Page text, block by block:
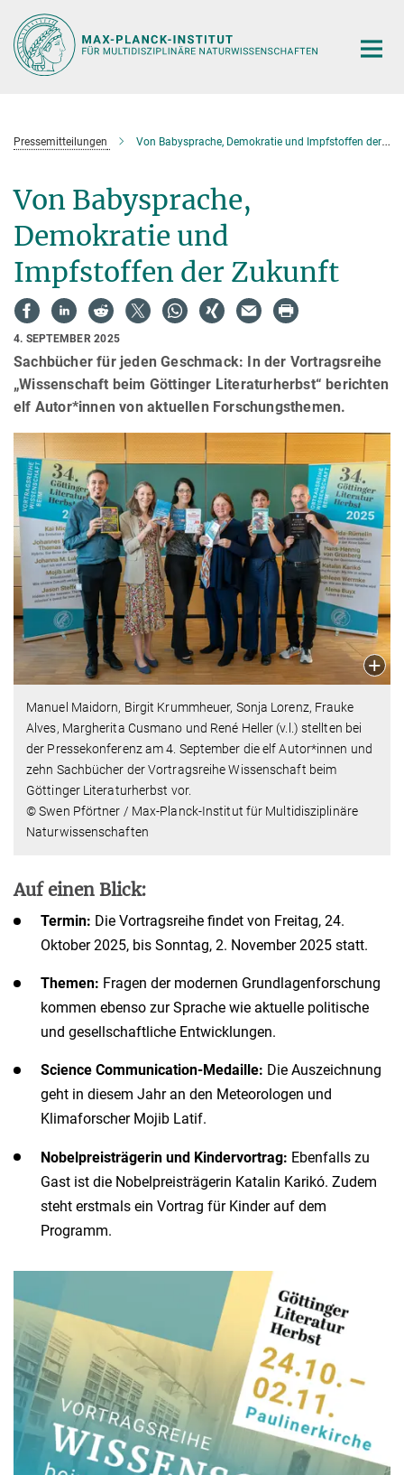
Hauptinhalt
Pressemitteilungen Von Babysprache, Demokratie und Impfstoffen der Zukunft
Von Babysprache,
Demokratie und
Impfstoffen der Zukunft
4. SEPTEMBER 2025
Sachbücher für jeden Geschmack: In der Vortragsreihe
„Wissenschaft beim Göttinger Literaturherbst“ berichten
elf Autor*innen von aktuellen Forschungsthemen.
Manuel Maidorn, Birgit Krummheuer, Sonja Lorenz, Frauke
Alves, Margherita Cusmano und René Heller (v.l.) stellten bei
der Pressekonferenz am 4. September die elf Autor*innen und
zehn Sachbücher der Vortragsreihe Wissenschaft beim
Göttinger Literaturherbst vor.
© Swen Pförtner / Max-Planck-Institut für Multidisziplinäre
Naturwissenschaften
Auf einen Blick:
Termin: Die Vortragsreihe findet von Freitag, 24.
Oktober 2025, bis Sonntag, 2. November 2025 statt.
Themen: Fragen der modernen Grundlagenforschung
kommen ebenso zur Sprache wie aktuelle politische
und gesellschaftliche Entwicklungen.
Science Communication-Medaille: Die Auszeichnung
geht in diesem Jahr an den Meteorologen und
Klimaforscher Mojib Latif.
Nobelpreisträgerin und Kindervortrag: Ebenfalls zu
Gast ist die Nobelpreisträgerin Katalin Karikó. Zudem
steht erstmals ein Vortrag für Kinder auf dem
Programm.